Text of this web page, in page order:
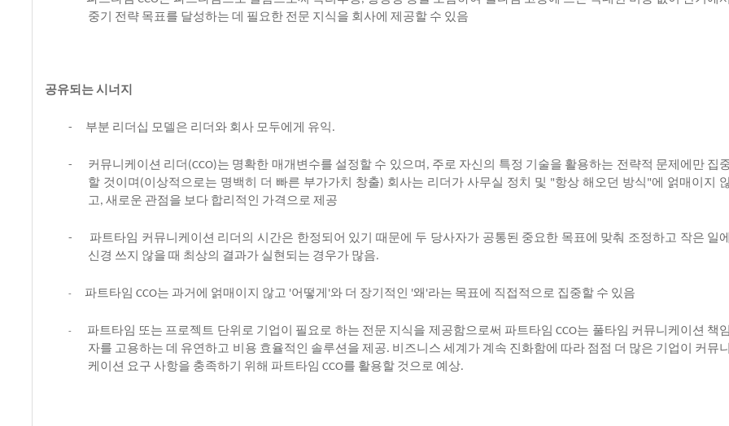
중기
전략 목표를 달성하는 데 필요한 전문 지식을 회사에 제공할 수 있음
공유되는시너지
- 부분 리더십 모델은 리더와 회사 모두에게 유익 .
- 커뮤니케이션 리더 (CCO)는 명확한 매개변수를 설정할 수 있으며 , 주로 자신의 특정 기술을 활용하는 전략적 문제에만 집
할 것이며 (이상적으로는 명백히 더 빠른 부가가치 창출) 회사는 리더가 사무실 정치 및 "항상 해오던 방식 "에 얽매이지
고,새로운 관점을 보다 합리적인 가격으로 제공
- 파트타임 커뮤니케이션 리더의 시간은 한정되어 있기 때문에 두 당사자가 공통된 중요한 목표에 맞춰 조정하고 작은 일에
신경 쓰지 않을 때 최상의 결과가 실현되는 경우가 많음.
- 파트타임 CCO는 과거에 얽매이지 않고 '어떻게 '와 더 장기적인 '왜 '라는 목표에 직접적으로 집중할 수 있음
- 파트타임 또는 프로젝트 단위로 기업이 필요로 하는 전문 지식을 제공함으로써 파트타임 CCO는 풀타임 커뮤니케이션 책임
자를 고용하는 데 유연하고 비용 효율적인 솔루션을 제공. 비즈니스 세계가 계속 진화함에 따라 점점 더 많은 기업이
커뮤니
케이션 요구 사항을 충족하기 위해 파트타임 CCO를 활용할 것으로 예상.